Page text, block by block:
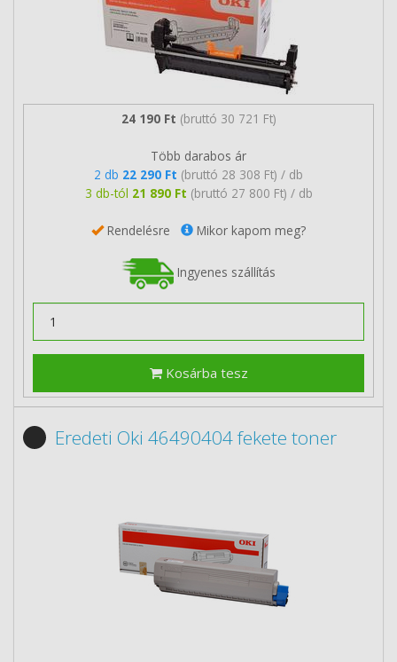
24 190 Ft (bruttó 30 721 Ft)
Több darabos ár
2 db 22 290 Ft (bruttó 28 308 Ft) / db
3 db-tól 21 890 Ft (bruttó 27 800 Ft) / db
Rendelésre Mikor kapom meg?
Ingyenes szállítás
Kosárba tesz
Eredeti Oki 46490404 fekete toner